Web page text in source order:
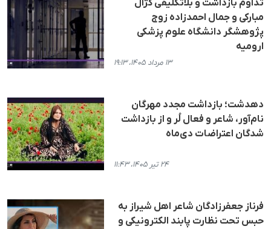
تداوم بازداشت و بلاتکلیفی کژال
مبارکی و جمال احمدزاده زوج
پژوهشگر دانشگاه علوم پزشکی
ارومیه
۱۳ مرداد ۱۴۰۵، ۱۹:۱۳
دهدشت؛ بازداشت مجدد مهرگان
نام‌آور، شاعر و فعال لُر و از بازداشت
شدگان اعتراضات دی‌ماه
۲۴ تیر ۱۴۰۵، ۱۱:۴۳
فرناز جعفرزادگان شاعر اهل شیراز به
حبس تحت نظارت پابند الکترونیکی و